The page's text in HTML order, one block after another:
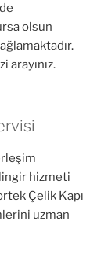
olsun
arayınız.
hizmeti
Çelik Kapı
uzman